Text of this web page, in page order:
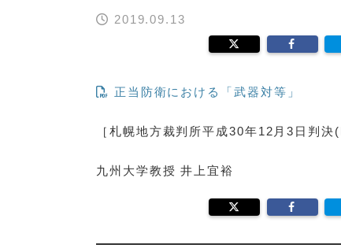
2019.09.13
正当防衛における「武器対等」
［札幌地方裁判所平成30年12月3日判
九州大学教授 井上宜裕